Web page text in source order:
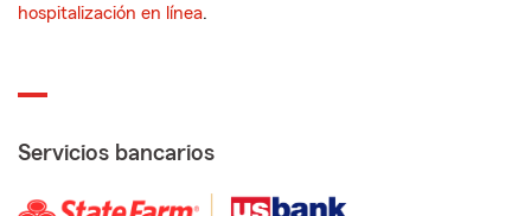
hospitalización en línea.
Servicios bancarios